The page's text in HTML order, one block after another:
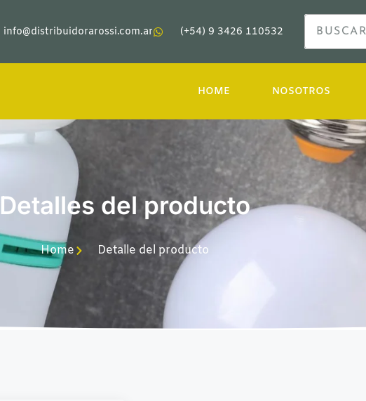
info@distribuidorarossi.com.ar (+54) 9 3426 110532
HOME NOSOTROS
Detalles del producto
Home Detalle del producto